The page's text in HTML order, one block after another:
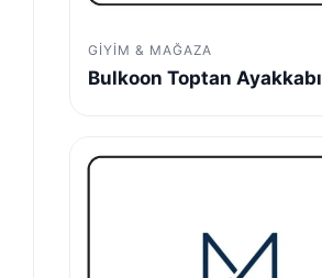
GIYIM & MAĞAZA
Bulkoon Toptan Ayakkabı